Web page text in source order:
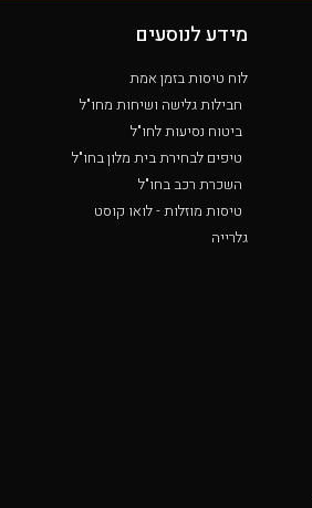
מידע לנוסעים
לוח טיסות בזמן אמת
חבילות גלישה ושיחות מחו"ל
ביטוח נסיעות לחו"ל
טיפים לבחירת בית מלון בחו"ל
השכרת רכב בחו"ל
טיסות מוזלות - לואו קוסט
גלרייה